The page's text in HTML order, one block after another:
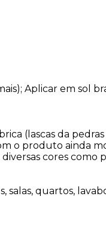
Aplicar em sol
(lascas da pedras
o produto ainda
cores como
quartos,